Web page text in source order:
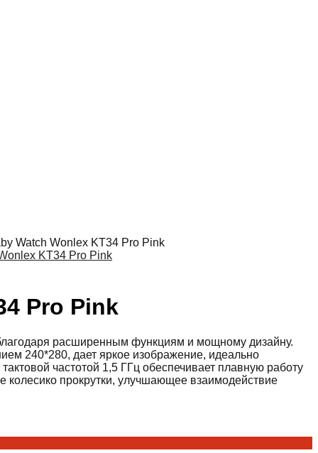
Watch Wonlex KT34 Pro Pink
Pro Pink
расширенным функциям и мощному дизайну.
240*280, дает яркое изображение, идеально
частотой 1,5 ГГц обеспечивает плавную работу
колесико прокрутки, улучшающее взаимодействие